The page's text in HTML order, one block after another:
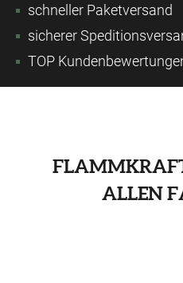
schneller Paketversand
sicherer
TOP
ALLEN